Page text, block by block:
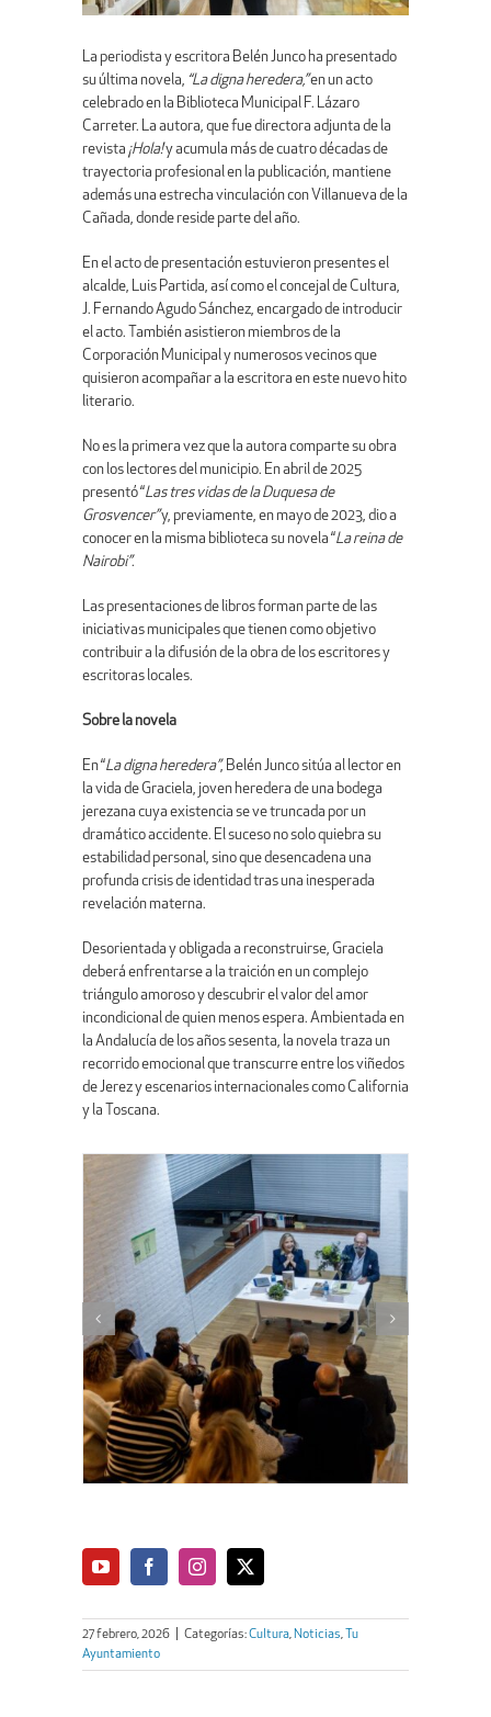
La periodista y escritora Belén Junco ha presentado
su última novela, “La digna heredera,”en un acto
celebrado en la Biblioteca Municipal F. Lázaro
Carreter. La autora, que fue directora adjunta de la
revista ¡Hola!y acumula más de cuatro décadas de
trayectoria profesional en la publicación, mantiene
además una estrecha vinculación con Villanueva de la
Cañada, donde reside parte del año.
En el acto de presentación estuvieron presentes el
alcalde, Luis Partida, así como el concejal de Cultura,
J. Fernando Agudo Sánchez, encargado de introducir
el acto. También asistieron miembros de la
Corporación Municipal y numerosos vecinos que
quisieron acompañar a la escritora en este nuevo hito
literario.
No es la primera vez que la autora comparte su obra
con los lectores del municipio. En abril de 2025
presentó “Las tres vidas de la Duquesa de
Grosvencer”y, previamente, en mayo de 2023, dio a
conocer en la misma biblioteca su novela “La reina de
Nairobi”.
Las presentaciones de libros forman parte de las
iniciativas municipales que tienen como objetivo
contribuir a la difusión de la obra de los escritores y
escritoras locales.
Sobre la novela
En “La digna heredera”, Belén Junco sitúa al lector en
la vida de Graciela, joven heredera de una bodega
jerezana cuya existencia se ve truncada por un
dramático accidente. El suceso no solo quiebra su
estabilidad personal, sino que desencadena una
profunda crisis de identidad tras una inesperada
revelación materna.
Desorientada y obligada a reconstruirse, Graciela
deberá enfrentarse a la traición en un complejo
triángulo amoroso y descubrir el valor del amor
incondicional de quien menos espera. Ambientada en
la Andalucía de los años sesenta, la novela traza un
recorrido emocional que transcurre entre los viñedos
de Jerez y escenarios internacionales como California
y la Toscana.
27 febrero, 2026 Categorías:Cultura, Noticias,
Tu
Ayuntamiento